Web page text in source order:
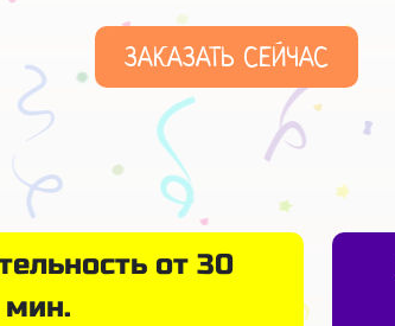
ЗАКАЗАТЬ СЕЙЧАС
от 30
мин.